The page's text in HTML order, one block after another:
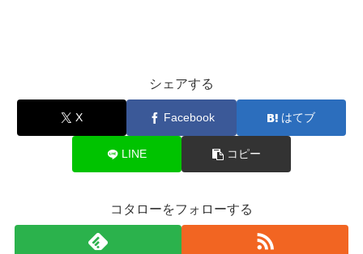
シェアする
X Facebook はてブ
LINE コピー
コタローをフォローする